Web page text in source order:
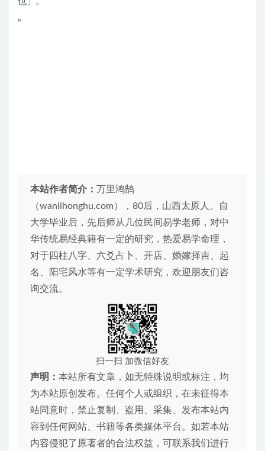
”
本站作者简介： 万里鸿鹄
（wanlihonghu.com），80后，山西太原人。自
大学毕业后，先后师从几位民间易学老师，对中
华传统易经典籍有一定的研究，热爱易学命理，
对于四柱八字、六爻占卜、开店、婚嫁择吉、起
名、阳宅风水等有一定学术研究，欢迎朋友们咨
询交流。
扫一扫 加微信好友
声明： 本站所有文章，如无特殊说明或标注，均
为本站原创发布。任何个人或组织，在未征得本
站同意时，禁止复制、盗用、采集、发布本站内
容到任何网站、书籍等各类媒体平台。如若本站
内容侵犯了原著者的合法权益，可联系我们进行